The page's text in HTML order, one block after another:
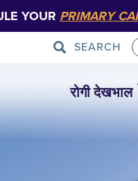
YOUR PRIMARY
SEARCH
रोगी देखभाल